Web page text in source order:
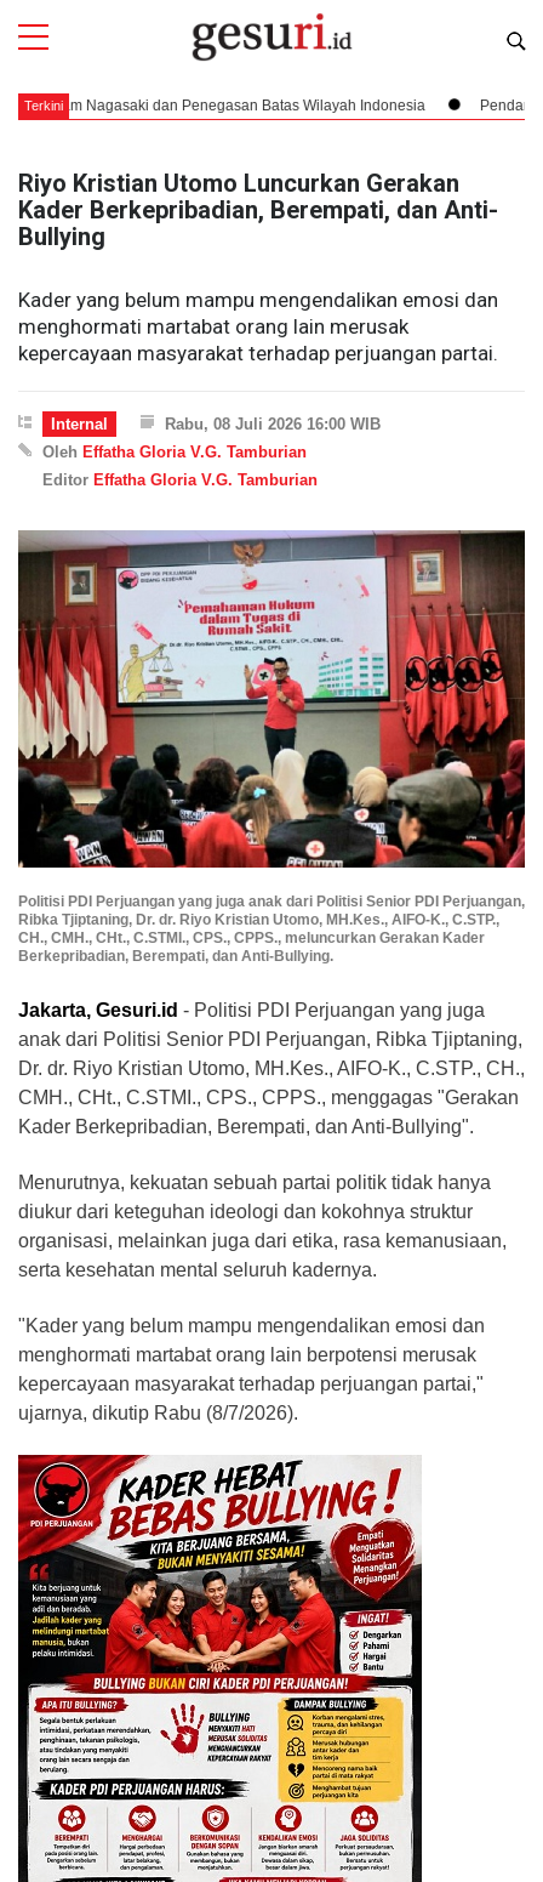
Terkini
Nagasaki dan Penegasan Batas Wilayah Indonesia Pendaratan yang
Riyo Kristian Utomo Luncurkan Gerakan
Kader Berkepribadian, Berempati, dan Anti-
Bullying
Kader yang belum mampu mengendalikan emosi dan
menghormati martabat orang lain merusak
kepercayaan masyarakat terhadap perjuangan partai.
Internal
Rabu, 08 Juli 2026 16:00 WIB
Oleh Effatha Gloria V.G. Tamburian
Editor Effatha Gloria V.G. Tamburian
Politisi PDI Perjuangan yang juga anak dari Politisi Senior PDI Perjuangan,
Ribka Tjiptaning, Dr. dr. Riyo Kristian Utomo, MH.Kes., AIFO-K., C.STP.,
CH., CMH., CHt., C.STMI., CPS., CPPS., meluncurkan Gerakan Kader
Berkepribadian, Berempati, dan Anti-Bullying.
Jakarta, Gesuri.id - Politisi PDI Perjuangan yang juga
anak dari Politisi Senior PDI Perjuangan, Ribka Tjiptaning,
Dr. dr. Riyo Kristian Utomo, MH.Kes., AIFO-K., C.STP., CH.,
CMH., CHt., C.STMI., CPS., CPPS., menggagas "Gerakan
Kader Berkepribadian, Berempati, dan Anti-Bullying".
Menurutnya, kekuatan sebuah partai politik tidak hanya
diukur dari keteguhan ideologi dan kokohnya struktur
organisasi, melainkan juga dari etika, rasa kemanusiaan,
serta kesehatan mental seluruh kadernya.
"Kader yang belum mampu mengendalikan emosi dan
menghormati martabat orang lain berpotensi merusak
kepercayaan masyarakat terhadap perjuangan partai,"
ujarnya, dikutip Rabu (8/7/2026).